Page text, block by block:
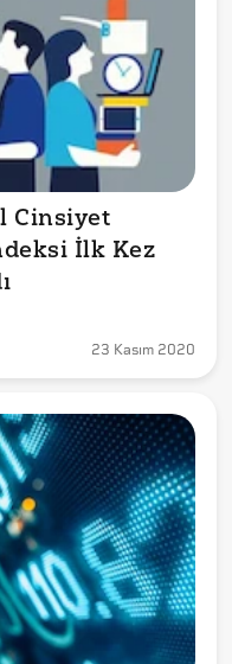
Cinsiyet
İlk Kez
23 Kasım 2020